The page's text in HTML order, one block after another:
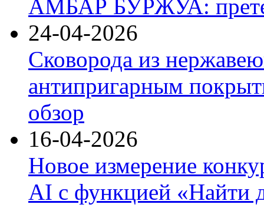
АМБАР БУРЖУА:
24-04-2026
Сковорода из
антипригарным
обзор
16-04-2026
Новое измерение
AI с функцией «Найти